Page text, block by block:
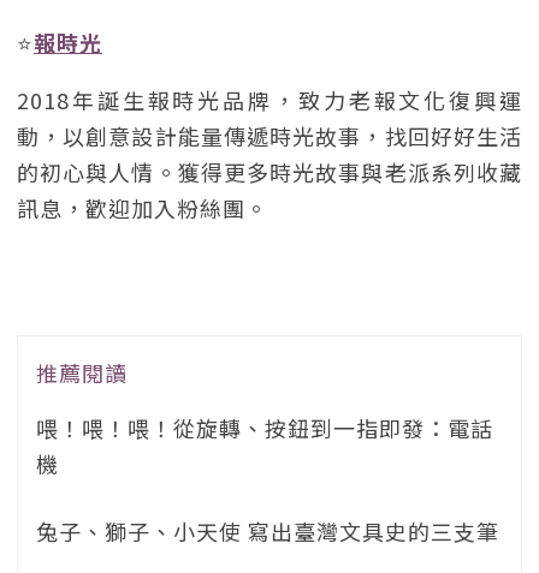
⭐️報時光
2018年誕生報時光品牌，致力老報文化復興運
動，以創意設計能量傳遞時光故事，找回好好生活
的初心與人情。獲得更多時光故事與老派系列收藏
訊息，歡迎加入粉絲團。
推薦閱讀
喂！喂！喂！從旋轉、按鈕到一指即發：電話
機
兔子、獅子、小天使 寫出臺灣文具史的三支筆